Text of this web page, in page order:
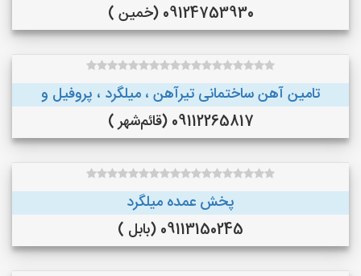
09124753930 (خمین )
تامین آهن ساختمانی تیرآهن ، میلگرد ، پروفیل و
09112265817 (قائم‌شهر )
پخش عمده میلگرد
09113150245 (بابل )